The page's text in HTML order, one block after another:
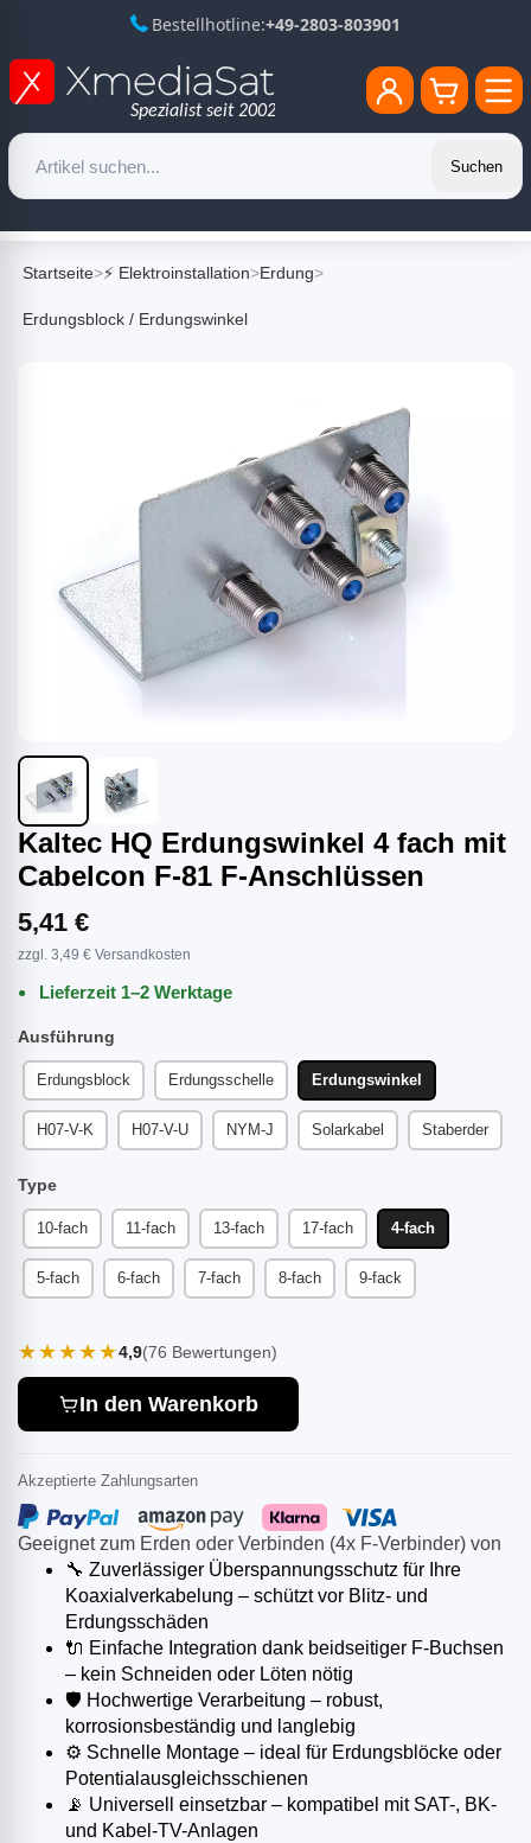
Bestellhotline:+49-2803-803901
Suchen
Startseite>⚡ Elektroinstallation>Erdung>
Erdungsblock / Erdungswinkel
Kaltec HQ Erdungswinkel 4 fach mit
Cabelcon F-81 F-Anschlüssen
Geeignet zum Erden oder Verbinden (4x F-Verbinder) von
🔧 Zuverlässiger Überspannungsschutz für Ihre
Koaxialverkabelung – schützt vor Blitz- und
Erdungsschäden
🔌 Einfache Integration dank beidseitiger F-Buchsen
– kein Schneiden oder Löten nötig
🛡️ Hochwertige Verarbeitung – robust,
korrosionsbeständig und langlebig
⚙️ Schnelle Montage – ideal für Erdungsblöcke oder
Potentialausgleichsschienen
📡 Universell einsetzbar – kompatibel mit SAT-, BK-
und Kabel-TV-Anlagen
5,41 €
zzgl. 3,49 € Versandkosten
Lieferzeit 1–2 Werktage
Ausführung
Erdungsblock Erdungsschelle Erdungswinkel
H07-V-K H07-V-U NYM-J Solarkabel Staberder
Type
10-fach 11-fach 13-fach 17-fach 4-fach
5-fach 6-fach 7-fach 8-fach 9-fack
★★★★★4,9(76 Bewertungen)
In den Warenkorb
Akzeptierte Zahlungsarten